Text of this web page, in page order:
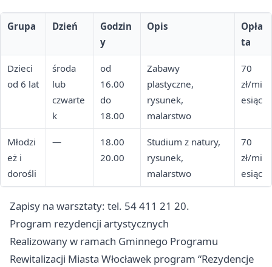
Grupa Dzień
Godzin
y
Opis
Opła
ta
Dzieci
od 6 lat
środa
lub
czwarte
k
od
16.00
do
18.00
Zabawy
plastyczne,
rysunek,
malarstwo
70
zł/mi
esiąc
Młodzi
eż i
dorośli
—
18.00
20.00
Studium z natury,
rysunek,
malarstwo
70
zł/mi
esiąc
Zapisy na warsztaty: tel. 54 411 21 20.
Program rezydencji artystycznych
Realizowany w ramach Gminnego Programu
Rewitalizacji Miasta Włocławek program “Rezydencje